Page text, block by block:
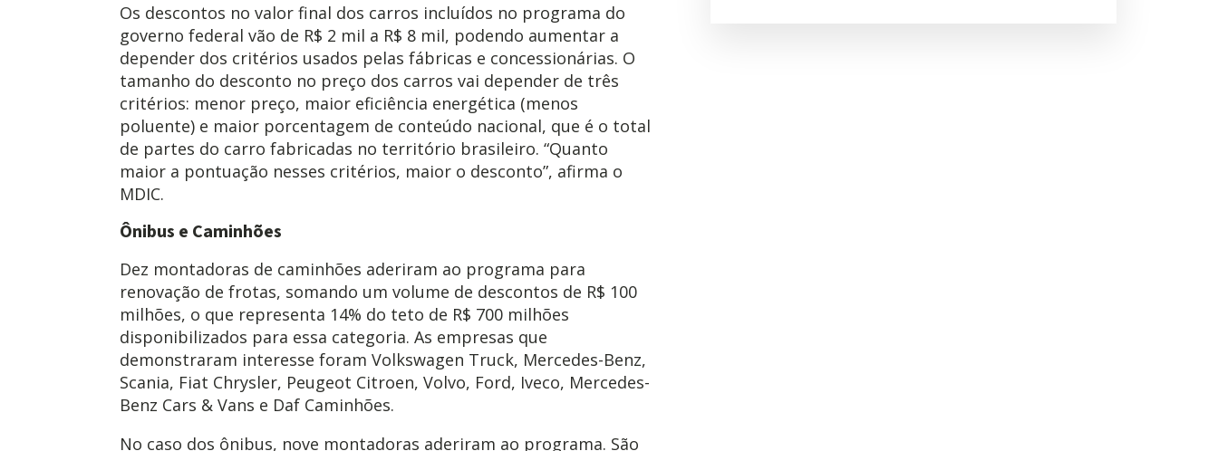
Os descontos no valor final dos carros incluídos no programa do
governo federal vão de R$ 2 mil a R$ 8 mil, podendo aumentar a
depender dos critérios usados pelas fábricas e concessionárias. O
tamanho do desconto no preço dos carros vai depender de três
critérios: menor preço, maior eficiência energética (menos
poluente) e maior porcentagem de conteúdo nacional, que é o total
de partes do carro fabricadas no território brasileiro. “Quanto
maior a pontuação nesses critérios, maior o desconto”, afirma o
MDIC.
Ônibus e Caminhões
Dez montadoras de caminhões aderiram ao programa para
renovação de frotas, somando um volume de descontos de R$ 100
milhões, o que representa 14% do teto de R$ 700 milhões
disponibilizados para essa categoria. As empresas que
demonstraram interesse foram Volkswagen Truck, Mercedes-Benz,
Scania, Fiat Chrysler, Peugeot Citroen, Volvo, Ford, Iveco, Mercedes-
Benz Cars & Vans e Daf Caminhões.
No caso dos ônibus, nove montadoras aderiram ao programa. São